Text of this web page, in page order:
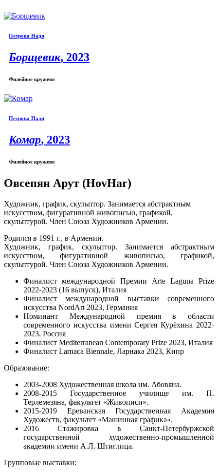
Петрова Надя
Борщевик, 2023
Филейное кружево
Петрова Надя
Комар, 2023
Филейное кружево
Овсепян Арут (HovHar)
Художник, график, скульптор. Занимается абстрактным
искусством, фигуративной живописью, графикой,
скульптурой. Член Союза Художников Армении.
Родился в 1991 г., в Армении.
Художник, график, скульптор. Занимается абстрактным
искусством, фигуративной живописью, графикой,
скульптурой. Член Союза Художников Армении.
Финалист международной Премии Arte Laguna Prize
2022-2023 (16 выпуск), Италия
Финалист международной выставки современного
искусства NordArt 2023, Германия
Номинант Международной премия в области
современного искусства имени Сергея Курёхина 2022-
2023, Россия
Финалист Mediterranean Contemporary Prize 2023, Италия
Финалист Larnaca Biennale, Ларнака 2023, Кипр
Образование:
2003-2008 Художественная школа им. Абовяна.
2008-2015 Государственное училище им. П.
Терлемезяна, факультет «Живописи».
2015-2019 Ереванская Государственная Академия
Художеств, факультет «Машинная графика».
2016 Стажировка в Санкт-Петербуржской
государственной художественно-промышленной
академии имени А.Л. Штиглица.
Групповые выставки: